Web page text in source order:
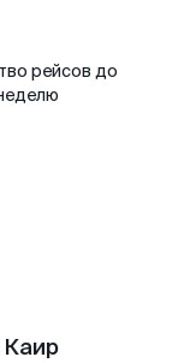
рейсов до